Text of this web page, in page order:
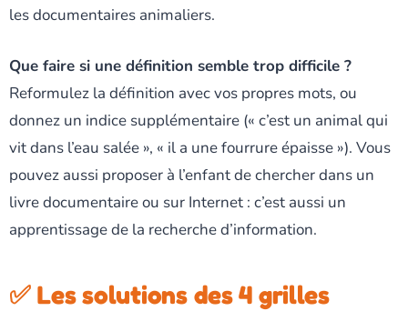
les documentaires animaliers.
Que faire si une définition semble trop difficile ?
Reformulez la définition avec vos propres mots, ou
donnez un indice supplémentaire (« c’est un animal qui
vit dans l’eau salée », « il a une fourrure épaisse »). Vous
pouvez aussi proposer à l’enfant de chercher dans un
livre documentaire ou sur Internet : c’est aussi un
apprentissage de la recherche d’information.
✅ Les solutions des 4 grilles